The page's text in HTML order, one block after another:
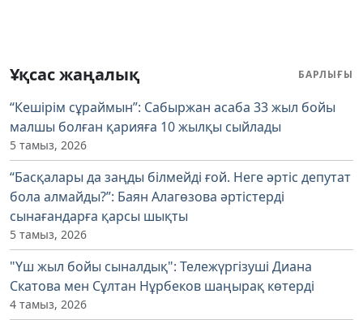
Ұқсас жаңалық БАРЛЫҒЫ
“Кешірім сұраймын”: Сабыржан асаба 33 жыл бойы
малшы болған қарияға 10 жылқы сыйлады
5 тамыз, 2026
“Басқалары да заңды білмейді ғой. Неге әртіс депутат
бола алмайды?”: Баян Алагөзова әртістерді
сынағандарға қарсы шықты
5 тамыз, 2026
"Үш жыл бойы сыналдық": Тележүргізуші Диана
Скатова мен Сұлтан Нұрбеков шаңырақ көтерді
4 тамыз, 2026